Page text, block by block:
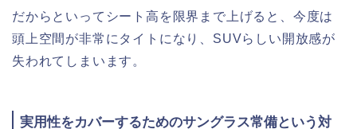
だからといってシート高を限界まで上げると、今度は
頭上空間が非常にタイトになり、SUVらしい開放感が
失われてしまいます。
実用性をカバーするためのサングラス常備という対